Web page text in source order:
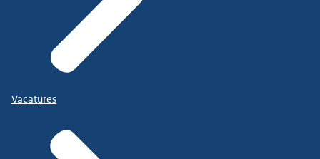
Vacatures